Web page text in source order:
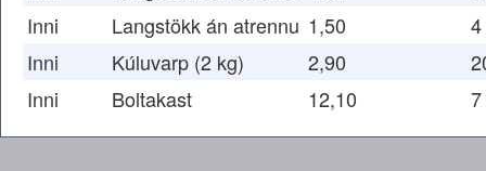
Inni
Langstökk án atrennu 1,50
4
Inni
Kúluvarp (2 kg) 2,90
Inni
Boltakast 12,10 7